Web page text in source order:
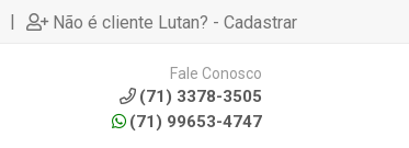
| Não é cliente Lutan? - Cadastrar
Fale Conosco
(71) 3378-3505
(71) 99653-4747